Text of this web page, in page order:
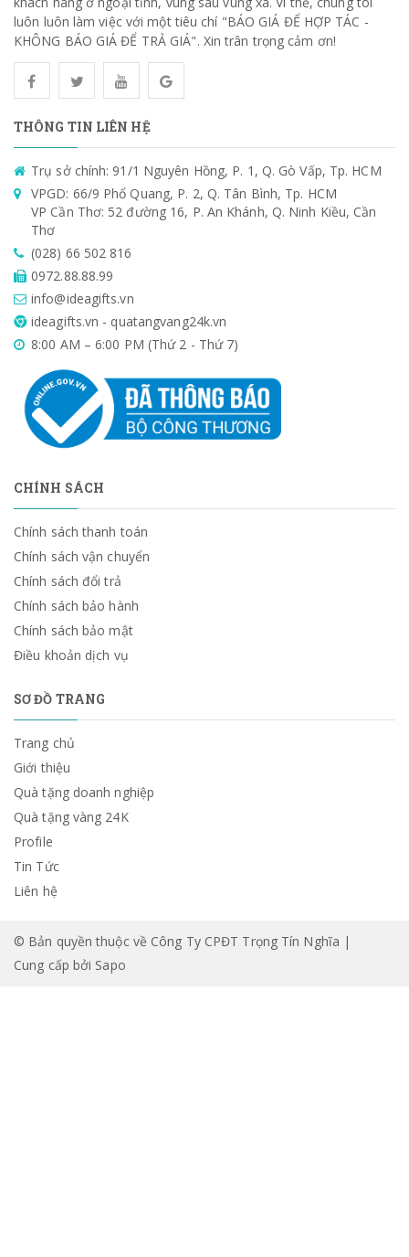
luôn luôn làm việc với một tiêu chí "BÁO GIÁ ĐỂ HỢP TÁC -
KHÔNG BÁO GIÁ ĐỂ TRẢ GIÁ". Xin trân trọng cảm ơn!
THÔNG TIN LIÊN HỆ
Trụ sở chính: 91/1 Nguyên Hồng, P. 1, Q. Gò Vấp, Tp. HCM
VPGD: 66/9 Phổ Quang, P. 2, Q. Tân Bình, Tp. HCM
VP Cần Thơ: 52 đường 16, P. An Khánh, Q. Ninh Kiều, Cần
Thơ
(028) 66 502 816
0972.88.88.99
info@ideagifts.vn
ideagifts.vn - quatangvang24k.vn
8:00 AM – 6:00 PM (Thứ 2 - Thứ 7)
CHÍNH SÁCH
Chính sách thanh toán
Chính sách vận chuyển
Chính sách đổi trả
Chính sách bảo hành
Chính sách bảo mật
Điều khoản dịch vụ
SƠ ĐỒ TRANG
Trang chủ
Giới thiệu
Quà tặng doanh nghiệp
Quà tặng vàng 24K
Profile
Tin Tức
Liên hệ
© Bản quyền thuộc về Công Ty CPĐT Trọng Tín Nghĩa |
Cung cấp bởi Sapo